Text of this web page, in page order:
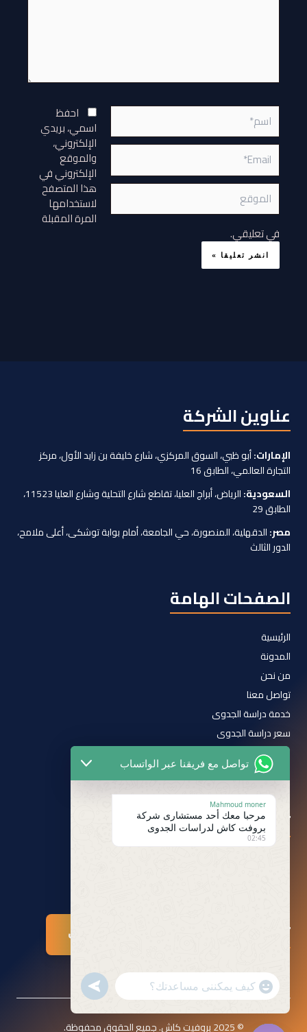
اسم*
Email*
الموقع
احفظ
اسمي، بريدي
الإلكتروني،
والموقع
الإلكتروني في
هذا المتصفح
لاستخدامها
المرة المقبلة
في تعليقي.
عناوين الشركة
الإمارات:أبو ظبي، السوق المركزي، شارع خليفة بن زايد الأول، مركز
التجارة العالمي، الطابق 16
السعودية:
الرياض، أبراج العليا، تقاطع شارع التحلية وشارع العليا 11523،
الطابق 29
مصر:الدقهلية، المنصورة، حي الجامعة، أمام بوابة توشكى، أعلى ملامح،
الدور الثالث
الصفحات الهامة
الرئيسية
المدونة
من نحن
تواصل معنا
خدمة دراسة الجدوى
سعر دراسة الجدوى
سياسة الخصوصية
الشروط والأحكام
تابعنا على
تواصلوا معنا تواصل عبر واتساب
© 2025 بروفيت كاش. جميع الحقوق محفوظة.
تواصل مع فريقنا عبر الواتساب
Mahmoud moner
مرحبا معك أحد مستشارى شركة
بروفت كاش لدراسات الجدوى
02:45
"+chaty_settings.lang.emoji_picker+"
WhatsApp Message
undefined